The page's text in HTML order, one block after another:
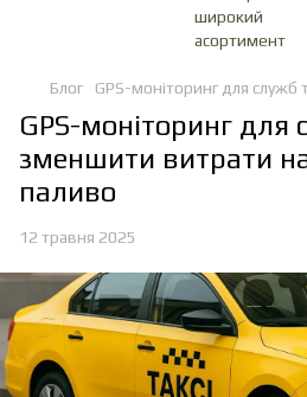
Блог GPS-моніторинг для
GPS-моніторинг для
зменшити витрати
паливо
12 травня 2025